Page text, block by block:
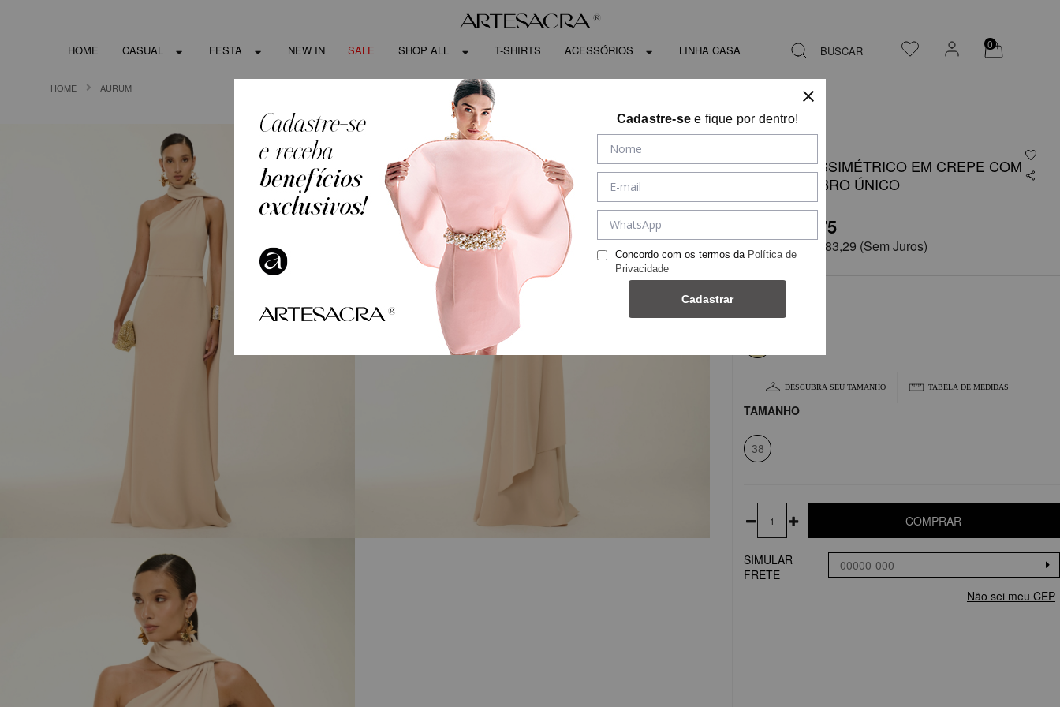
HOME CASUAL FESTA NEW IN SALE SHOP ALL T-SHIRTS ACESSÓRIOS LINHA CASA BUSCAR 0
HOME AURUM
VESTIDO ASSIMÉTRICO EM CREPE COM
DRAPE OMBRO ÚNICO
R$ 3.499,75
em6x deR$ 583,29 (Sem Juros)
DESCUBRA SEU TAMANHO TABELA DE MEDIDAS
TAMANHO
38
COMPRAR
SIMULAR
FRETE
Não sei meu CEP
Cadastre-se e fique por dentro!
Concordo com os termos da Política de
Privacidade
Cadastrar